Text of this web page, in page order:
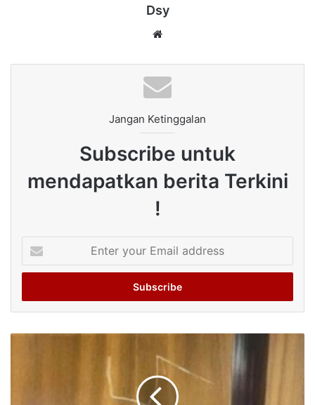
Dsy
Jangan Ketinggalan
Subscribe untuk
mendapatkan berita Terkini
!
your
Email